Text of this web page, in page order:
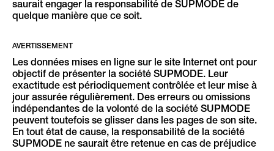
saurait engager la responsabilité de SUPMODE de
quelque manière que ce soit.
AVERTISSEMENT
Les données mises en ligne sur le site Internet ont pour
objectif de présenter la société SUPMODE. Leur
exactitude est périodiquement contrôlée et leur mise à
jour assurée régulièrement. Des erreurs ou omissions
indépendantes de la volonté de la société SUPMODE
peuvent toutefois se glisser dans les pages de son site.
En tout état de cause, la responsabilité de la société
SUPMODE ne saurait être retenue en cas de préjudice